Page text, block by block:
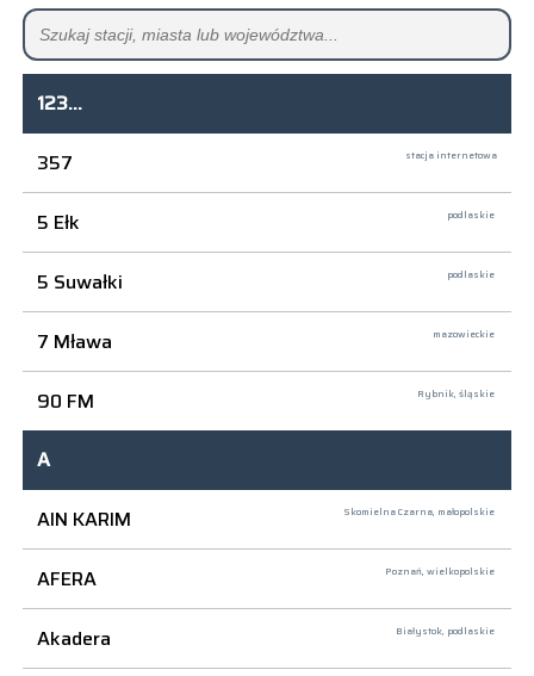
123...
357
stacja internetowa
5 Ełk podlaskie
5 Suwałki podlaskie
7 Mława mazowieckie
90 FM Rybnik, śląskie
A
AIN KARIM
Skomielna Czarna, małopolskie
AFERA Poznań, wielkopolskie
Akadera Białystok, podlaskie